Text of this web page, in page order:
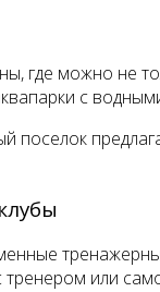
где можно не
с
поселок
или